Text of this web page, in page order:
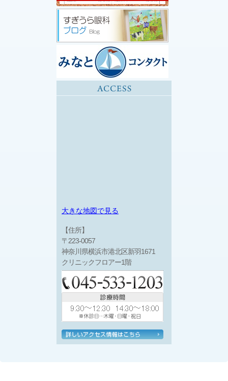
大きな地図で見る
【住所】
〒223-0057
神奈川県横浜市港北区新羽1671
クリニックフロアー1階